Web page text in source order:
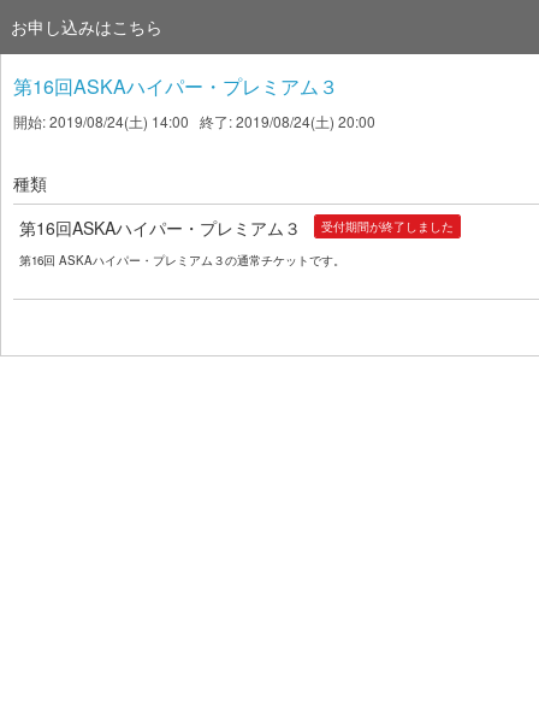
お申し込みはこちら
第16回ASKAハイパー・プレミアム３
開始: 2019/08/24(土) 14:00 終了: 2019/08/24(土) 20:00
種類
第16回ASKAハイパー・プレミアム３
受付期間が終了しました
第16回 ASKAハイパー・プレミアム３の通常チケットです。